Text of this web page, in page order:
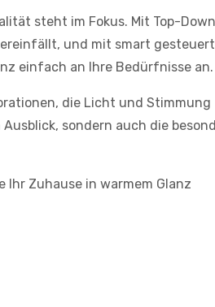
steht im Fokus. Mit Top-
und mit smart
einfach an Ihre Bedürfnisse an.
die Licht und Stimmung
sondern auch die
Zuhause in warmem Glanz